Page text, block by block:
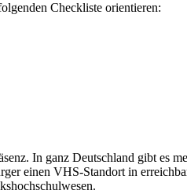
Checkliste orientieren:
In ganz Deutschland gibt es
einen VHS-Standort in